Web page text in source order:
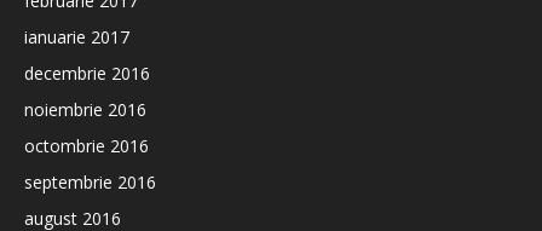
ianuarie 2017
decembrie 2016
noiembrie 2016
octombrie 2016
septembrie 2016
august 2016